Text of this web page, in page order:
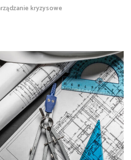
kryzysowe